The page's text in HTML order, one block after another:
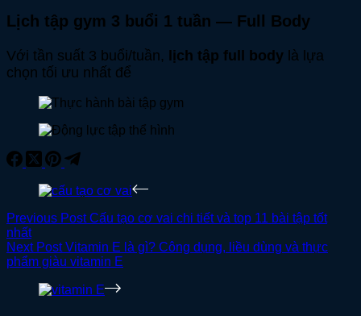
Lịch tập gym 3 buổi 1 tuần — Full Body
Với tần suất 3 buổi/tuần, lịch tập full body là lựa
chọn tối ưu nhất để
Previous Post Cấu tạo cơ vai chi tiết và top 11 bài tập tốt
nhất
Next Post Vitamin E là gì? Công dụng, liều dùng và thực
phẩm giàu vitamin E